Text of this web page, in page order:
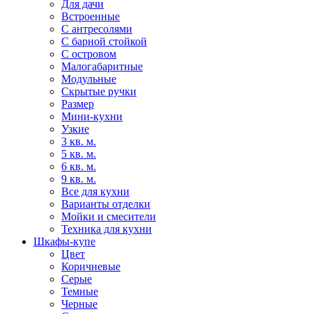
Для дачи
Встроенные
С антресолями
С барной стойкой
С островом
Малогабаритные
Модульные
Скрытые ручки
Размер
Мини-кухни
Узкие
3 кв. м.
5 кв. м.
6 кв. м.
9 кв. м.
Все для кухни
Варианты отделки
Мойки и смесители
Техника для кухни
Шкафы-купе
Цвет
Коричневые
Серые
Темные
Черные